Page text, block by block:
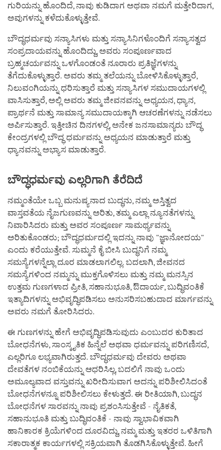
ಗುರಿಯನ್ನು ಹೊಂದಿದೆ, ನಾವು ಕುಡಿದಾಗ ಅಥವಾ ನಮಗೆ ಮತ್ತೇರಿದಾಗ,
ಅವುಗಳನ್ನು ಕಳೆದುಕೊಳ್ಳುತ್ತೇವೆ.
ಬೌದ್ಧಧರ್ಮವು ಸನ್ಯಾಸಿಗಳು ಮತ್ತು ಸನ್ಯಾಸಿನಿಗಳೊಂದಿಗೆ ಸನ್ಯಾಸತ್ವದ
ಸಂಪ್ರದಾಯವನ್ನು ಹೊಂದಿದ್ದು, ಅವರು ಸಂಪೂರ್ಣವಾದ
ಬ್ರಹ್ಮಚರ್ಯವನ್ನು ಒಳಗೊಂಡಂತೆ ನೂರಾರು ಪ್ರತಿಜ್ಞೆಗಳನ್ನು
ತೆಗೆದುಕೊಳ್ಳುತ್ತಾರೆ. ಅವರು ತಮ್ಮ ತಲೆಯನ್ನು ಬೋಳಿಸಿಕೊಳ್ಳುತ್ತಾರೆ,
ನಿಲುವಂಗಿಯನ್ನು ಧರಿಸುತ್ತಾರೆ ಮತ್ತು ಸನ್ಯಾಸಿಗಳ ಸಮುದಾಯಗಳಲ್ಲಿ
ವಾಸಿಸುತ್ತಾರೆ, ಅಲ್ಲಿ ಅವರು ತಮ್ಮ ಜೀವನವನ್ನು ಅಧ್ಯಯನ, ಧ್ಯಾನ,
ಪ್ರಾರ್ಥನೆ ಮತ್ತು ಸಾಮಾನ್ಯ ಸಮುದಾಯಕ್ಕಾಗಿ ಆಚರಣೆಗಳನ್ನು ನಡೆಸಲು
ಅರ್ಪಿಸುತ್ತಾರೆ. ಇತ್ತೀಚಿನ ದಿನಗಳಲ್ಲಿ, ಅನೇಕ ಜನಸಾಮಾನ್ಯರು ಬೌದ್ಧ
ಕೇಂದ್ರಗಳಲ್ಲಿ ಬೌದ್ಧ ಧರ್ಮವನ್ನು ಅಧ್ಯಯನ ಮಾಡುತ್ತಾರೆ ಮತ್ತು
ಧ್ಯಾನವನ್ನು ಅಭ್ಯಾಸ ಮಾಡುತ್ತಾರೆ.
ಬೌದ್ಧಧರ್ಮವು ಎಲ್ಲರಿಗಾಗಿ ತೆರೆದಿದೆ
ನಮ್ಮಂತೆಯೇ ಒಬ್ಬ ಮನುಷ್ಯನಾದ ಬುದ್ಧನು, ನಮ್ಮ ಅಸ್ತಿತ್ವದ
ವಾಸ್ತವತೆಯ ನೈಜಗುಣವನ್ನು ಅರಿತು, ತಮ್ಮ ಎಲ್ಲಾ ನ್ಯೂನತೆಗಳನ್ನು
ನಿವಾರಿಸಿದರು ಮತ್ತು ಅವರ ಸಂಪೂರ್ಣ ಸಾಮರ್ಥ್ಯವನ್ನು
ಅರಿತುಕೊಂಡರು; ಬೌದ್ಧಧರ್ಮದಲ್ಲಿ ಇದನ್ನು ನಾವು "ಜ್ಞಾನೋದಯ"
ಎಂದು ಕರೆಯುತ್ತೇವೆ. ಸುಮ್ಮನೆ ಕೈ ಬೀಸಿ ಬುದ್ಧನಿಗೆ ನಮ್ಮ
ಸಮಸ್ಯೆಗಳನ್ನೆಲ್ಲಾ ದೂರ ಮಾಡಲಾಗಲಿಲ್ಲ. ಬದಲಾಗಿ, ಜೀವನದ
ಸಮಸ್ಯೆಗಳಿಂದ ನಮ್ಮನ್ನು ಮುಕ್ತಗೊಳಿಸಲು ಮತ್ತು ನಮ್ಮ ಮನಸ್ಸಿನ
ಉತ್ತಮ ಗುಣಗಳಾದ ಪ್ರೀತಿ, ಸಹಾನುಭೂತಿ, ಔದಾರ್ಯ, ಬುದ್ಧಿವಂತಿಕೆ
ಇತ್ಯಾದಿಗಳನ್ನು ಅಭಿವೃದ್ಧಿಪಡಿಸಲು ಅನುಸರಿಸಬಹುದಾದ ಮಾರ್ಗವನ್ನು
ಅವರು ನಮಗೆ ತೋರಿಸಿದರು.
ಈ ಗುಣಗಳನ್ನು ಹೇಗೆ ಅಭಿವೃದ್ಧಿಪಡಿಸುವುದು ಎಂಬುದರ ಕುರಿತಾದ
ಬೋಧನೆಗಳು, ಸಾಂಸ್ಕೃತಿಕ ಹಿನ್ನೆಲೆ ಅಥವಾ ಧರ್ಮವನ್ನು ಪರಿಗಣಿಸದೆ,
ಎಲ್ಲರಿಗೂ ಲಭ್ಯವಾಗಿರುತ್ತದೆ. ಬೌದ್ಧಧರ್ಮವು ದೇವರು ಅಥವಾ
ದೇವತೆಗಳ ನಂಬಿಕೆಯನ್ನು ಆಧರಿಸಿಲ್ಲ, ಬದಲಿಗೆ ನಾವು ಒಂದು
ಅಮೂಲ್ಯವಾದ ವಸ್ತುವನ್ನು ಖರೀದಿಸುವಾಗ ಅದನ್ನು ಪರಿಶೀಲಿಸಿದಂತೆ
ಬೋಧನೆಗಳನ್ನೂ ಪರಿಶೀಲಿಸಲು ಕೇಳುತ್ತದೆ. ಈ ರೀತಿಯಾಗಿ, ಬುದ್ಧನ
ಬೋಧನೆಗಳ ಸಾರವನ್ನು ನಾವು ಪ್ರಶಂಸಿಸುತ್ತೇವೆ - ನೈತಿಕತೆ,
ಸಹಾನುಭೂತಿ ಮತ್ತು ಬುದ್ಧಿವಂತಿಕೆ - ನಾವು ಸ್ವಾಭಾವಿಕವಾಗಿ
ಹಾನಿಕಾರಕ ಕ್ರಿಯೆಗಳಿಂದ ದೂರವಿದ್ದು, ನಮ್ಮ ಮತ್ತು ಇತರರ ಒಳಿತಿಗಾಗಿ
ಸಕಾರಾತ್ಮಕ ಕಾರ್ಯಗಳಲ್ಲಿ ಸಕ್ರಿಯವಾಗಿ ತೊಡಗಿಸಿಕೊಳ್ಳುತ್ತೇವೆ. ಹೀಗೆ